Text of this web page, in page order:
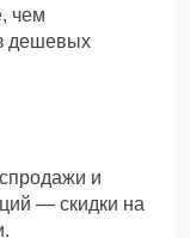
чем
дешевых
и
— скидки на